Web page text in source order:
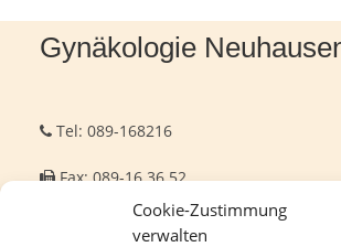
Cookie-Zustimmung
verwalten
Gynäkologie
Tel: 089-168216
Fax: 089-16 36 52
info@gynaekologie-neuhausen.de